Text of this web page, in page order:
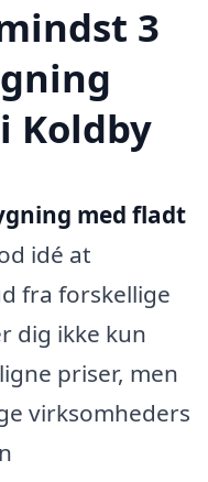
3
Koldby
med fladt
idé at
fra forskellige
dig ikke kun
priser, men
virksomheders